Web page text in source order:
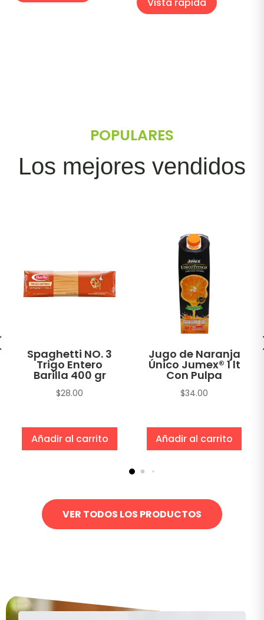
POPULARES
Los mejores vendidos
Spaghetti NO. 3
Trigo Entero
Barilla 400 gr
$28.00
Añadir al carrito
Jugo de Naranja
Único Jumex® 1 lt
Con Pulpa
$34.00
Añadir al carrito
VER TODOS LOS PRODUCTOS